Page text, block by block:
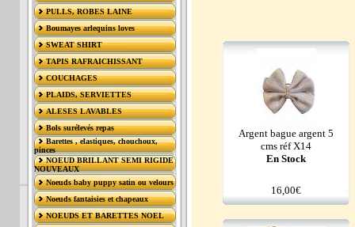
PULLS, ROBES LAINE
Boumayes arlequins loves
SWEAT SHIRT
TAPIS RAFRAICHISSANT
COUCHAGES
PLAIDS, SERVIETTES
ALESES LAVABLES
Bols surélevés repas
Barettes , elastiques, chouchoux,
pinces
NOEUD BRILLANT SEMI RIGIDE
NOUVEAUX
Noeuds baby puppy satin ou velours
Noeuds fantaisies et chapeaux
NOEUDS ET BARETTES NOEL
Argent bague argent 5
cms réf X14
En Stock
16,00€